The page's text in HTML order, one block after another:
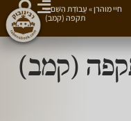
(קמב)
חיי מוהרן» עֲבוֹדַת הַשֵּׁם –
תקפה (קמב)